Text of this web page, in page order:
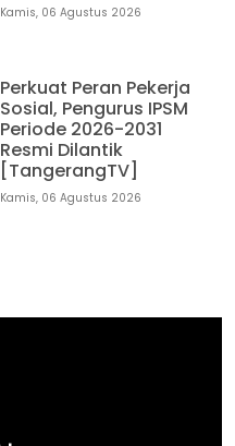
Kamis, 06 Agustus 2026
Perkuat Peran Pekerja
Sosial, Pengurus IPSM
Periode 2026-2031
Resmi Dilantik
[TangerangTV]
Kamis, 06 Agustus 2026